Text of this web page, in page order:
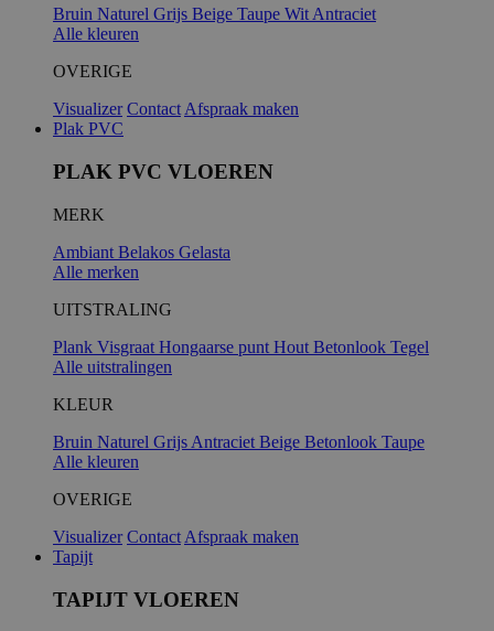
Bruin Naturel Grijs Beige Taupe WitAntraciet
Alle kleuren
OVERIGE
Visualizer ContactAfspraak maken
Plak PVC
PLAK PVC VLOEREN
MERK
Ambiant Belakos Gelasta
Alle merken
UITSTRALING
Plank Visgraat Hongaarse punt Hout Betonlook Tegel
Alle uitstralingen
KLEUR
Bruin Naturel Grijs Antraciet Beige Betonlook Taupe
Alle kleuren
OVERIGE
Visualizer Contact Afspraak maken
Tapijt
TAPIJT VLOEREN